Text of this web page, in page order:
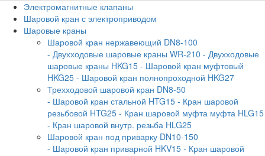
Электромагнитные клапаны
Шаровой кран с электроприводом
Шаровые краны
Шаровой кран нержавеющий DN8-100
- Двухходовые шаровые краны WR-210 - Двухходовые
шаровые краны HKG15 - Шаровой кран муфтовый
HKG25 - Шаровой кран полнопроходной HKG27
Трехходовой шаровой кран DN8-50
- Шаровой кран стальной HTG15 - Кран шаровой
резьбовой HTG25 - Кран шаровой муфта муфта HLG15
- Кран шаровой внутр. резьба HLG25
Шаровой кран под приварку DN10-150
- Шаровой кран приварной HKV15 - Кран шаровой